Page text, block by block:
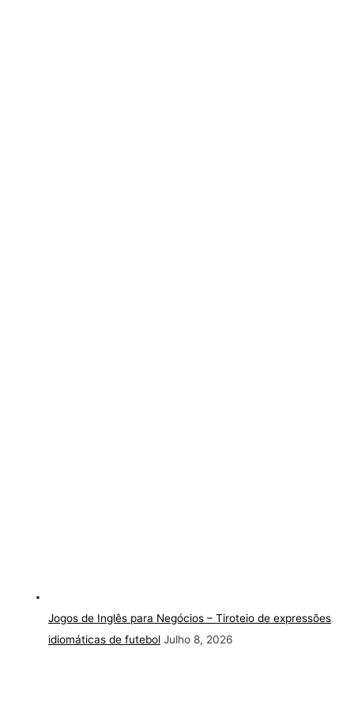
Jogos de Inglês para Negócios – Tiroteio de expressões
idiomáticas de futebol Julho 8, 2026